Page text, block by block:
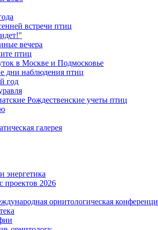
встречи птиц
вечера
птиц
в Москве и Подмосковье
дни наблюдения птиц
год
Рождественские учеты птиц
галерея
энергетика
проектов 2026
орнитологическая